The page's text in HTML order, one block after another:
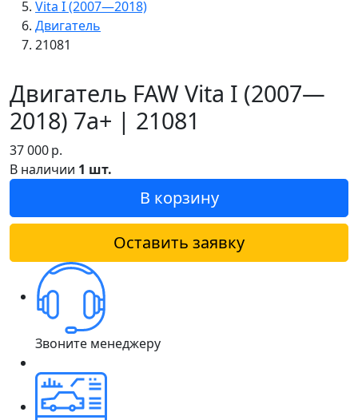
Vita I (2007—2018)
Двигатель
21081
Двигатель FAW Vita I (2007—
2018) 7a+ | 21081
37 000р.
В наличии 1 шт.
В корзину
Оставить заявку
Звоните менеджеру